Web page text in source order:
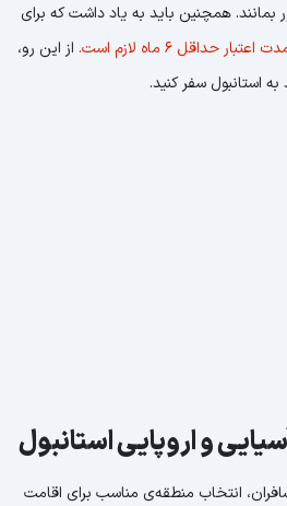
بمانند. همچنین باید به یاد داشت که برای
حداقل ۶ ماه لازم است.
از این رو،
استانبول سفر کنید.
و اروپایی استانبول
انتخاب منطقه‌ی مناسب برای اقامت